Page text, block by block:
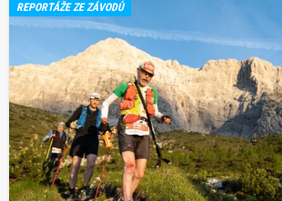
REPORTÁŽE ZE ZÁVODŮ